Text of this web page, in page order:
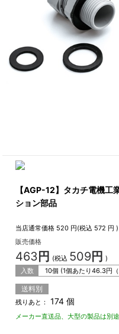
【AGP-12】タカチ電機工
ション部品
当店通常価格 520 円(税込 572 円 )
販売価格
463 円 (税込 509円 )
入数
10個 (1個あたり46.3円
送料別
残りあと： 174 個
メーカー直送品、大型の製品は別